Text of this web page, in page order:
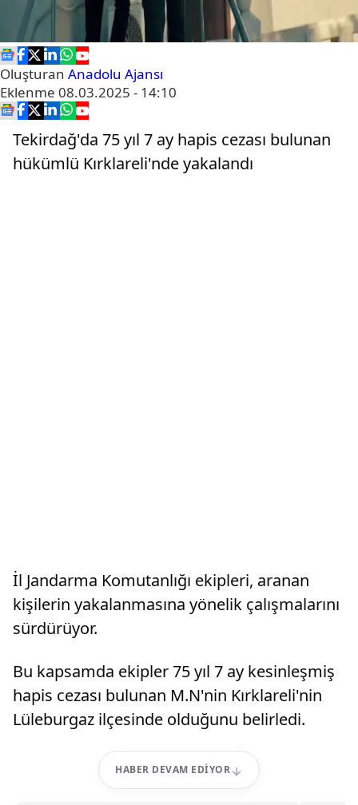
Oluşturan Anadolu Ajansı
Eklenme 08.03.2025 - 14:10
Tekirdağ'da 75 yıl 7 ay hapis cezası bulunan
hükümlü Kırklareli'nde yakalandı
İl Jandarma Komutanlığı ekipleri, aranan
kişilerin yakalanmasına yönelik çalışmalarını
sürdürüyor.
Bu kapsamda ekipler 75 yıl 7 ay kesinleşmiş
hapis cezası bulunan M.N'nin Kırklareli'nin
Lüleburgaz ilçesinde olduğunu belirledi.
HABER DEVAM EDIYOR